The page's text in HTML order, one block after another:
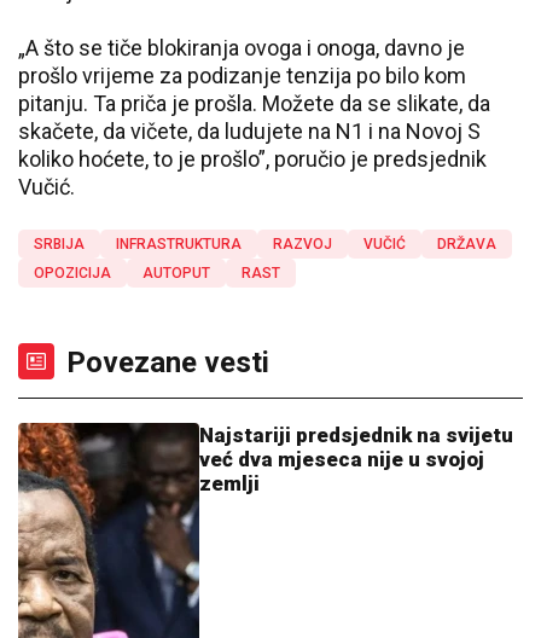
„A što se tiče blokiranja ovoga i onoga, davno je
prošlo vrijeme za podizanje tenzija po bilo kom
pitanju. Ta priča je prošla. Možete da se slikate, da
skačete, da vičete, da ludujete na N1 i na Novoj S
koliko hoćete, to je prošlo”, poručio je predsjednik
Vučić.
SRBIJA INFRASTRUKTURA RAZVOJ VUČIĆ
DRŽAVA
OPOZICIJA
AUTOPUT RAST
Povezane vesti
Najstariji predsjednik na svijetu
već dva mjeseca nije u svojoj
zemlji